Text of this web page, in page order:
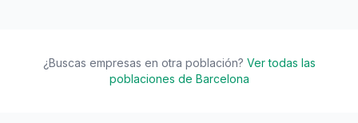
¿Buscas empresas en otra población? Ver todas las
poblaciones de Barcelona